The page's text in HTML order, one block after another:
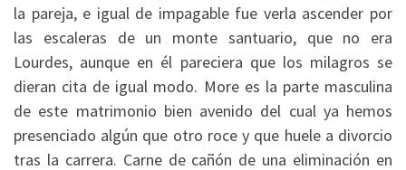
la pareja, e igual de impagable fue verla ascender por
las escaleras de un monte santuario, que no era
Lourdes, aunque en él pareciera que los milagros se
dieran cita de igual modo. More es la parte masculina
de este matrimonio bien avenido del cual ya hemos
presenciado algún que otro roce y que huele a divorcio
tras la carrera. Carne de cañón de una eliminación en